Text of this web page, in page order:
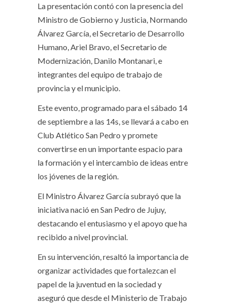
La presentación contó con la presencia del
Ministro de Gobierno y Justicia, Normando
Álvarez García, el Secretario de Desarrollo
Humano, Ariel Bravo, el Secretario de
Modernización, Danilo Montanari, e
integrantes del equipo de trabajo de
provincia y el municipio.
Este evento, programado para el sábado 14
de septiembre a las 14s, se llevará a cabo en
Club Atlético San Pedro y promete
convertirse en un importante espacio para
la formación y el intercambio de ideas entre
los jóvenes de la región.
El Ministro Álvarez García subrayó que la
iniciativa nació en San Pedro de Jujuy,
destacando el entusiasmo y el apoyo que ha
recibido a nivel provincial.
En su intervención, resaltó la importancia de
organizar actividades que fortalezcan el
papel de la juventud en la sociedad y
aseguró que desde el Ministerio de Trabajo